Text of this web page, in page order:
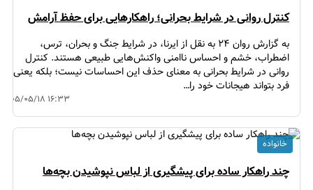
کنترل روانی در شرایط بحرانی؛ راهکارهایی برای حفظ آرامش
به گزارش روان ۲۴ به نقل از ایرنا، در شرایط جنگ و بحران، ترس،
اضطراب، خشم و احساس ناامنی واکنش‌هایی طبیعی هستند. کنترل
روانی در شرایط بحرانی به معنای حذف این احساسات نیست؛ بلکه یعنی
فرد بتواند هیجانات خود را…
۱۴۰۵/۰۵/۱۸ ۱۶:۳۳
چند راهکار ساده برای پیشگیری از لباس نپوشیدن بچه‌ها
خانواده